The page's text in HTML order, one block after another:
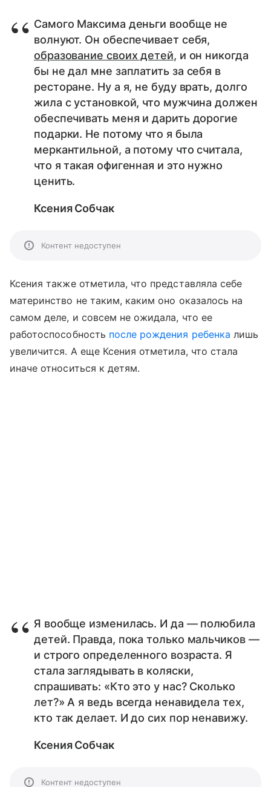
Самого Максима деньги вообще не
волнуют. Он обеспечивает себя,
образование своих детей, и он никогда
бы не дал мне заплатить за себя в
ресторане. Ну а я, не буду врать, долго
жила с установкой, что мужчина должен
обеспечивать меня и дарить дорогие
подарки. Не потому что я была
меркантильной, а потому что считала,
что я такая офигенная и это нужно
ценить.
Ксения Собчак
Контент недоступен
Ксения также отметила, что представляла себе
материнство не таким, каким оно оказалось на
самом деле, и совсем не ожидала, что ее
работоспособность после рождения ребенка лишь
увеличится. А еще Ксения отметила, что стала
иначе относиться к детям.
Я вообще изменилась. И да — полюбила
детей. Правда, пока только мальчиков —
и строго определенного возраста. Я
стала заглядывать в коляски,
спрашивать: «Кто это у нас? Сколько
лет?» А я ведь всегда ненавидела тех,
кто так делает. И до сих пор ненавижу.
Ксения Собчак
Контент недоступен